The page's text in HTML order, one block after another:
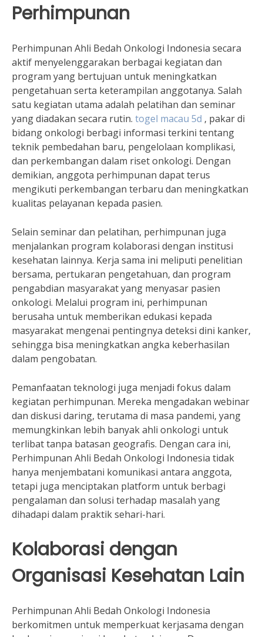
Perhimpunan
Perhimpunan Ahli Bedah Onkologi Indonesia secara
aktif menyelenggarakan berbagai kegiatan dan
program yang bertujuan untuk meningkatkan
pengetahuan serta keterampilan anggotanya. Salah
satu kegiatan utama adalah pelatihan dan seminar
yang diadakan secara rutin. togel macau 5d , pakar di
bidang onkologi berbagi informasi terkini tentang
teknik pembedahan baru, pengelolaan komplikasi,
dan perkembangan dalam riset onkologi. Dengan
demikian, anggota perhimpunan dapat terus
mengikuti perkembangan terbaru dan meningkatkan
kualitas pelayanan kepada pasien.
Selain seminar dan pelatihan, perhimpunan juga
menjalankan program kolaborasi dengan institusi
kesehatan lainnya. Kerja sama ini meliputi penelitian
bersama, pertukaran pengetahuan, dan program
pengabdian masyarakat yang menyasar pasien
onkologi. Melalui program ini, perhimpunan
berusaha untuk memberikan edukasi kepada
masyarakat mengenai pentingnya deteksi dini kanker,
sehingga bisa meningkatkan angka keberhasilan
dalam pengobatan.
Pemanfaatan teknologi juga menjadi fokus dalam
kegiatan perhimpunan. Mereka mengadakan webinar
dan diskusi daring, terutama di masa pandemi, yang
memungkinkan lebih banyak ahli onkologi untuk
terlibat tanpa batasan geografis. Dengan cara ini,
Perhimpunan Ahli Bedah Onkologi Indonesia tidak
hanya menjembatani komunikasi antara anggota,
tetapi juga menciptakan platform untuk berbagi
pengalaman dan solusi terhadap masalah yang
dihadapi dalam praktik sehari-hari.
Kolaborasi dengan
Organisasi Kesehatan Lain
Perhimpunan Ahli Bedah Onkologi Indonesia
berkomitmen untuk memperkuat kerjasama dengan